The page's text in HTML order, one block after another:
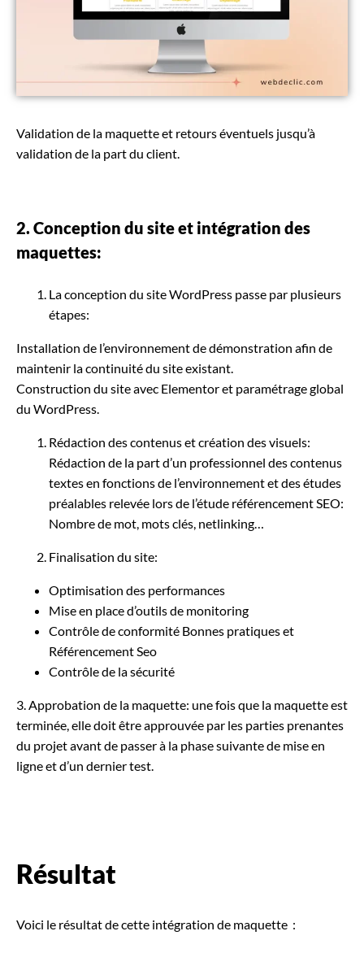
Validation de la maquette et retours éventuels jusqu’à
validation de la part du client.
2. Conception du site et intégration des
maquettes:
La conception du site WordPress passe par plusieurs
étapes:
Installation de l’environnement de démonstration afin de
maintenir la continuité du site existant.
Construction du site avec Elementor et paramétrage global
du WordPress.
Rédaction des contenus et création des visuels:
Rédaction de la part d’un professionnel des contenus
textes en fonctions de l’environnement et des études
préalables relevée lors de l’étude référencement SEO:
Nombre de mot, mots clés, netlinking…
Finalisation du site:
Optimisation des performances
Mise en place d’outils de monitoring
Contrôle de conformité Bonnes pratiques et
Référencement Seo
Contrôle de la sécurité
3. Approbation de la maquette: une fois que la maquette est
terminée, elle doit être approuvée par les parties prenantes
du projet avant de passer à la phase suivante de mise en
ligne et d’un dernier test.
Résultat
Voici le résultat de cette intégration de maquette :